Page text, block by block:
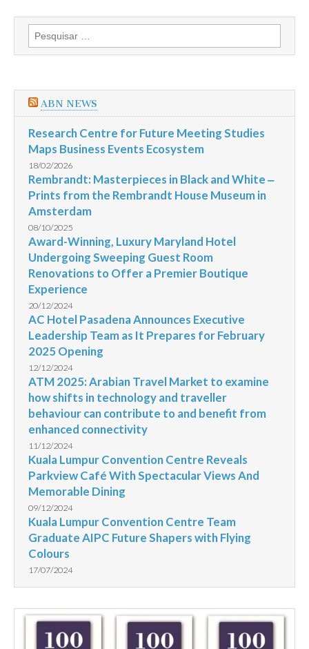
Pesquisar
por:
ABN NEWS
Research Centre for Future Meeting Studies
Maps Business Events Ecosystem
18/02/2026
Rembrandt: Masterpieces in Black and White ‒
Prints from the Rembrandt House Museum in
Amsterdam
08/10/2025
Award-Winning, Luxury Maryland Hotel
Undergoing Sweeping Guest Room
Renovations to Offer a Premier Boutique
Experience
20/12/2024
AC Hotel Pasadena Announces Executive
Leadership Team as It Prepares for February
2025 Opening
12/12/2024
ATM 2025: Arabian Travel Market to examine
how shifts in technology and traveller
behaviour can contribute to and benefit from
enhanced connectivity
11/12/2024
Kuala Lumpur Convention Centre Reveals
Parkview Café With Spectacular Views And
Memorable Dining
09/12/2024
Kuala Lumpur Convention Centre Team
Graduate AIPC Future Shapers with Flying
Colours
17/07/2024